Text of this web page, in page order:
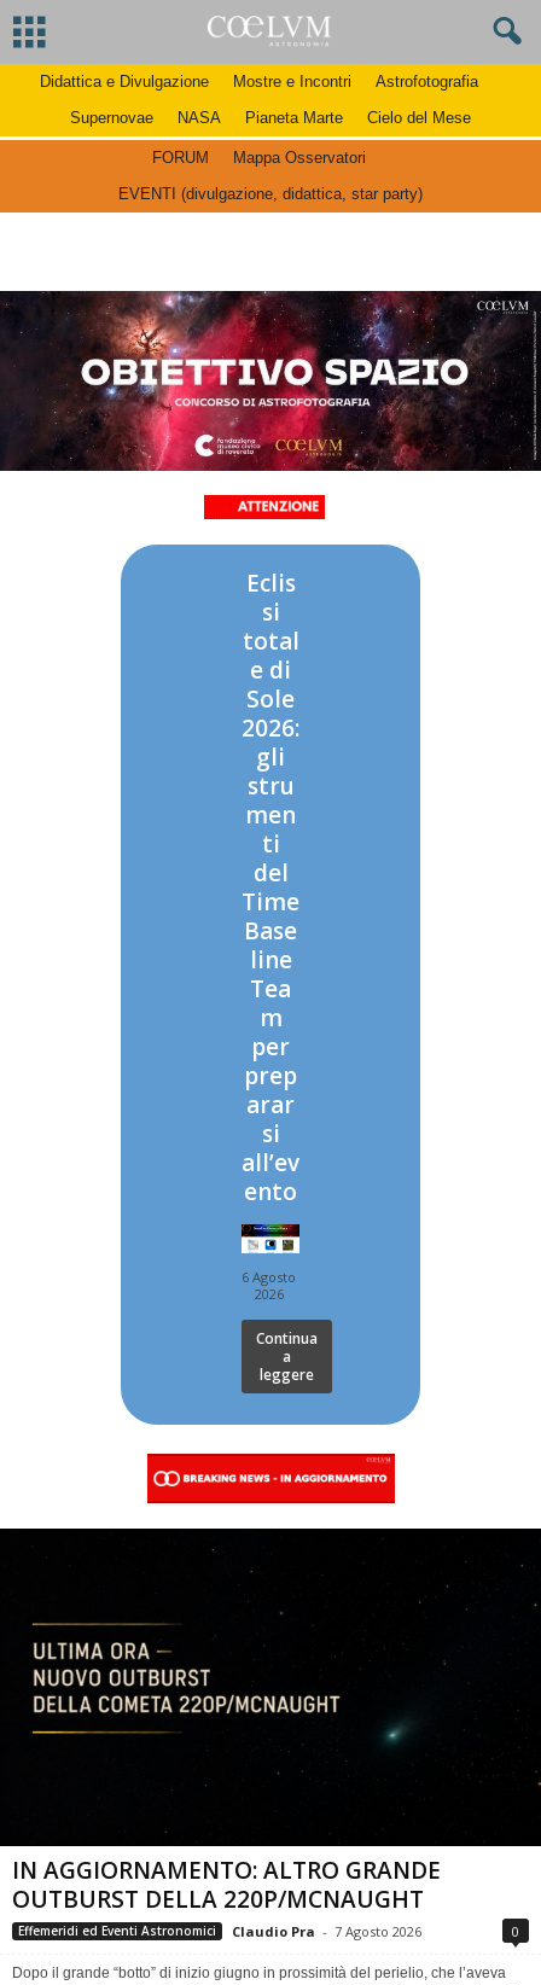
Didattica e Divulgazione Mostre e Incontri
Astrofotografia
Supernovae
NASA Pianeta Marte Cielo del Mese
FORUM
Mappa Osservatori
EVENTI (divulgazione, didattica, star party)
Eclis
si
total
e di
Sole
2026:
gli
stru
men
ti
del
Time
Base
line
Tea
m
per
prep
arar
si
all’ev
ento
6 Agosto
2026
Continua
a
leggere
IN AGGIORNAMENTO: ALTRO GRANDE
OUTBURST DELLA 220P/MCNAUGHT
Effemeridi ed Eventi Astronomici Claudio Pra - 7 Agosto 2026 0
Dopo il grande “botto” di inizio giugno in prossimità del perielio, che l’aveva